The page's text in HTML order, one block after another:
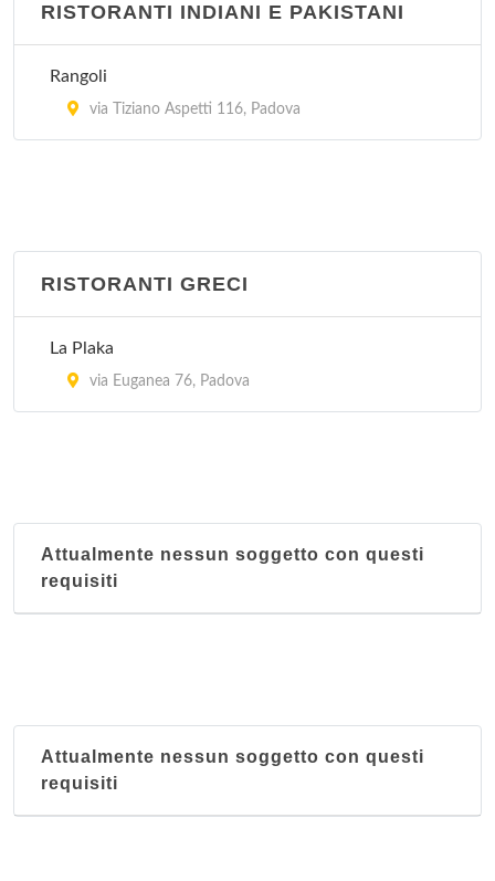
RISTORANTI INDIANI E PAKISTANI
Rangoli
via Tiziano Aspetti 116, Padova
RISTORANTI GRECI
La Plaka
via Euganea 76, Padova
Attualmente nessun soggetto con questi
requisiti
Attualmente nessun soggetto con questi
requisiti